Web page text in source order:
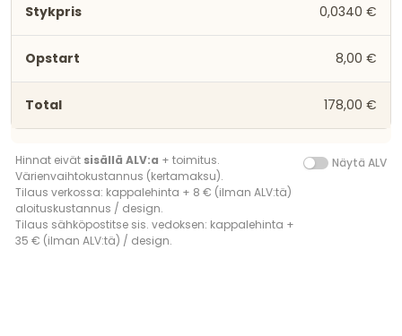
0,0340 €
8,00 €
178,00 €
Hinnat eivät sisällä ALV:a + toimitus.
Värienvaihtokustannus (kertamaksu).
Tilaus verkossa: kappalehinta + 8 € (ilman ALV:tä)
aloituskustannus / design.
Tilaus sähköpostitse sis. vedoksen: kappalehinta +
35 € (ilman ALV:tä) / design.
Näytä ALV